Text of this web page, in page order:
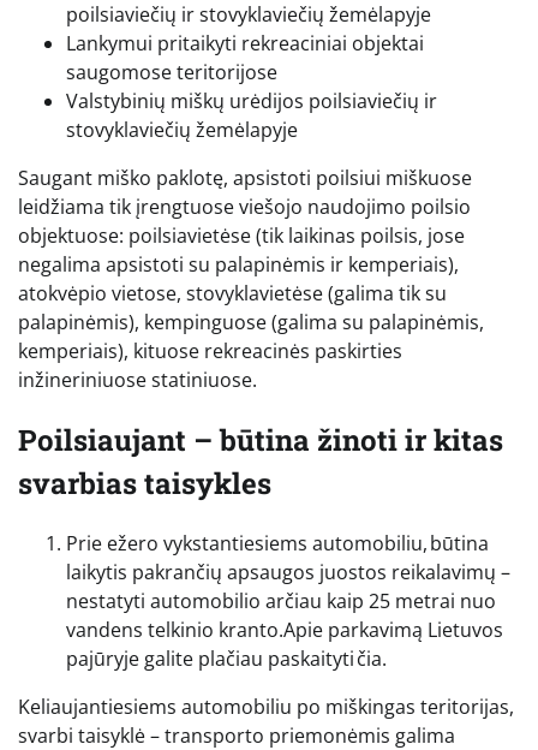
poilsiaviečių ir stovyklaviečių žemėlapyje
Lankymui pritaikyti rekreaciniai objektai
saugomose teritorijose
Valstybinių miškų urėdijos poilsiaviečių ir
stovyklaviečių žemėlapyje
Saugant miško paklotę, apsistoti poilsiui miškuose
leidžiama tik įrengtuose viešojo naudojimo poilsio
objektuose: poilsiavietėse (tik laikinas poilsis, jose
negalima apsistoti su palapinėmis ir kemperiais),
atokvėpio vietose, stovyklavietėse (galima tik su
palapinėmis), kempinguose (galima su palapinėmis,
kemperiais), kituose rekreacinės paskirties
inžineriniuose statiniuose.
Poilsiaujant – būtina žinoti ir kitas
svarbias taisykles
Prie ežero vykstantiesiems automobiliu, būtina
laikytis pakrančių apsaugos juostos reikalavimų –
nestatyti automobilio arčiau kaip 25 metrai nuo
vandens telkinio kranto.Apie parkavimą Lietuvos
pajūryje galite plačiau paskaityti čia.
Keliaujantiesiems automobiliu po miškingas teritorijas,
svarbi taisyklė – transporto priemonėmis galima